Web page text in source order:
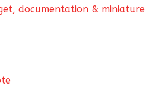
documentation & miniature